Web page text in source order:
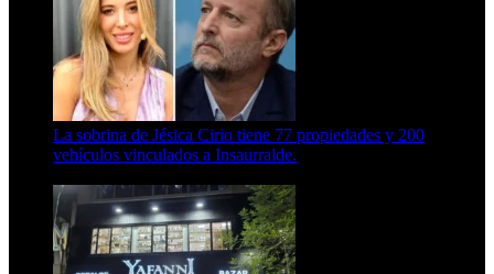
La sobrina de Jésica Cirio tiene 77 propiedades y 200
vehículos vinculados a Insaurralde.